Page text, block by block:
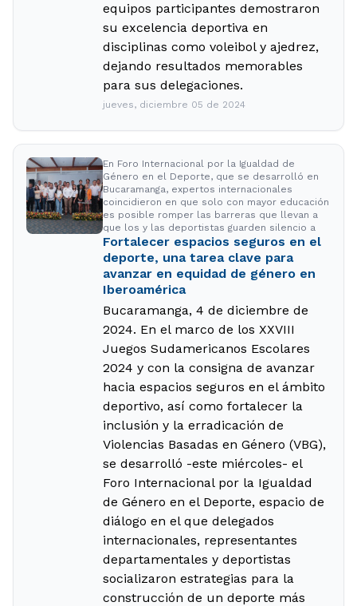
equipos participantes demostraron
su excelencia deportiva en
disciplinas como voleibol y ajedrez,
dejando resultados memorables
para sus delegaciones.
jueves, diciembre 05 de 2024
En Foro Internacional por la Igualdad de
Género en el Deporte, que se desarrolló en
Bucaramanga, expertos internacionales
coincidieron en que solo con mayor educación
es posible romper las barreras que llevan a
que los y las deportistas guarden silencio a
Fortalecer espacios seguros en el
deporte, una tarea clave para
avanzar en equidad de género en
Iberoamérica
Bucaramanga, 4 de diciembre de
2024. En el marco de los XXVIII
Juegos Sudamericanos Escolares
2024 y con la consigna de avanzar
hacia espacios seguros en el ámbito
deportivo, así como fortalecer la
inclusión y la erradicación de
Violencias Basadas en Género (VBG),
se desarrolló -este miércoles- el
Foro Internacional por la Igualdad
de Género en el Deporte, espacio de
diálogo en el que delegados
internacionales, representantes
departamentales y deportistas
socializaron estrategias para la
construcción de un deporte más